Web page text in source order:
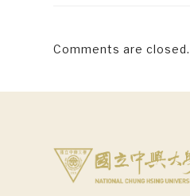
Comments are closed.